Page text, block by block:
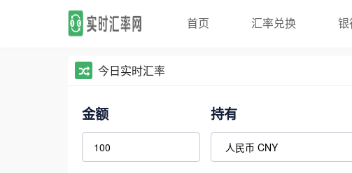
首页 汇率兑换 银
今日实时汇率
金额 持有